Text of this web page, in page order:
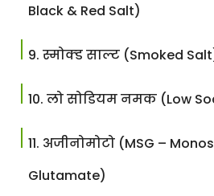
Black & Red Salt)
स्मोक्ड साल्ट (Smoked
लो सोडियम नमक (Low
अजीनोमोटो (MSG –
Glutamate)